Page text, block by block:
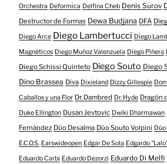
Orchestra Deformica Delfina Cheb Denis Surov
Destructor de Formas Dewa Budjana DFA
Diego Arce Diego Lambertucci Diego
Magnéticos Diego Muñoz Valenzuela Diego Piñera
Diego Schissi Quinteto Diego Souto Diego
Dino Brassea Diva Dixieland Dizzy Gillespie
Caballos y una Flor Dr. Dambred Dr. Hyde Dragón
Duke Ellington Dusan Jevtovic Dwiki Dharmawan
Fernández Dúo Desalma Dúo Souto Volpini Dúo
E.C.O.S. Earswideopen Edgar De Sola Edgardo
Eduardo Carbi Eduardo Dezorzi Eduardo Di Melfi